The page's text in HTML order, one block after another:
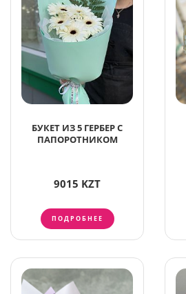
БУКЕТ ИЗ 5 ГЕРБЕР С
ПАПОРОТНИКОМ
9015 KZT
ПОДРОБНЕЕ